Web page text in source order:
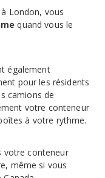
London, vous
quand vous le
également
pour les résidents
camions de
votre conteneur
à votre rythme.
votre conteneur
même si vous